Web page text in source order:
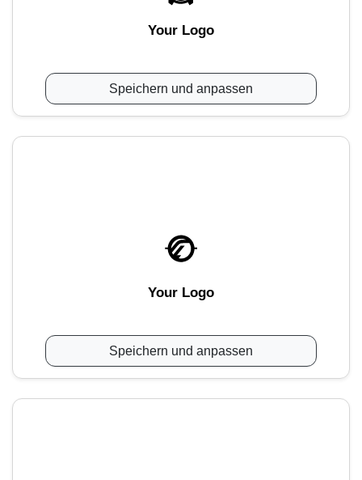
Your Logo
Speichern und anpassen
Your Logo
Speichern und anpassen